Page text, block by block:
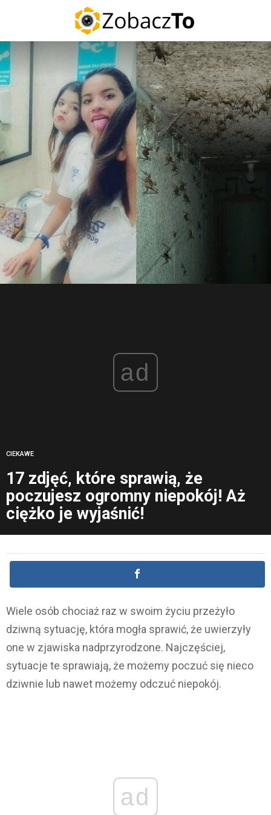
ad
CIEKAWE
17 zdjęć, które sprawią, że
poczujesz ogromny niepokój! Aż
ciężko je wyjaśnić!
Wiele osób chociaż raz w swoim życiu przeżyło
dziwną sytuację, która mogła sprawić, że uwierzyły
one w zjawiska nadprzyrodzone. Najczęściej,
sytuacje te sprawiają, że możemy poczuć się nieco
dziwnie lub nawet możemy odczuć niepokój.
ad